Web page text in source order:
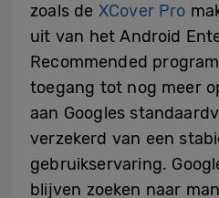
zoals de XCover Pro
uit van het Android
Recommended
toegang tot nog meer
aan Googles
verzekerd van een
gebruikservaring.
blijven zoeken naar